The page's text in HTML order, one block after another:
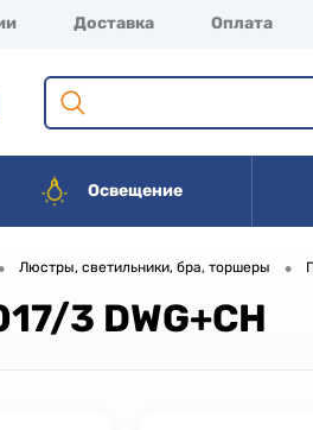
Доставка Оплата
Освещение
Люстры, светильники, бра, торшеры •
3 DWG+CH